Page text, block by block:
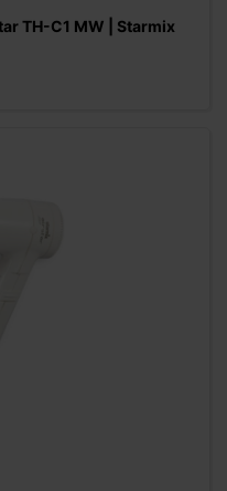
TH-C1 MW | Starmix